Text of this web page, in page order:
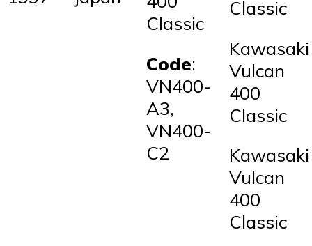
Classic
Code:
VN400-
A3,
VN400-
C2
Classic
Kawasaki
Vulcan
400
Classic
Kawasaki
Vulcan
400
Classic